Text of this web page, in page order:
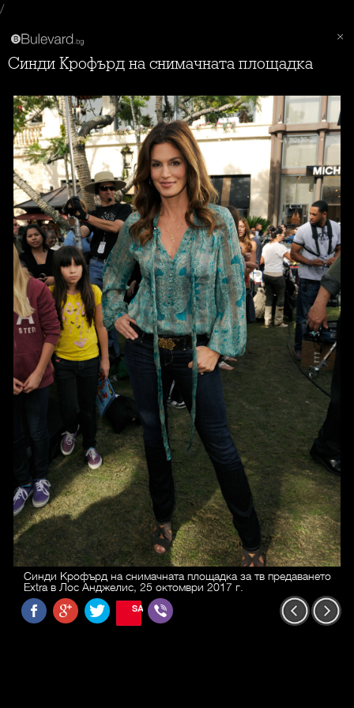
/
Синди Крофърд на снимачната площадка
Синди Крофърд на снимачната площадка за тв предаването
Extra в Лос Анджелис, 25 октомври 2017 г.
SAVE